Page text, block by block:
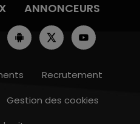
ANNONCEURS
Recrutement
Gestion des cookies